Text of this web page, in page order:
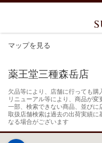
マップを見る
薬王堂三種森岳店
欠品等により、店舗に行っても
リニューアル等により、商品が
一部、検索できない商品、並びに
取扱店舗検索は過去の出荷実績
なる場合がございます